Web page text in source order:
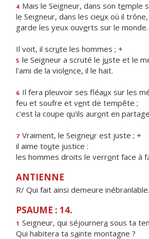
4 Mais le Seigneur, dans son temple
le Seigneur, dans les cieux où il trône,
garde les yeux ouverts sur le monde.
Il voit, il scrute les hommes ; +
5 le Seigneur a scruté le juste et le
l'ami de la violence, il le hait.
6 Il fera pleuvoir ses fléaux sur les
feu et soufre et vent de tempête ;
c'est la coupe qu'ils auront en
7 Vraiment, le Seigneur est juste ; +
il aime toute justice :
les hommes droits le verront face à
ANTIENNE
R/ Qui fait ainsi demeure inébranlable.
PSAUME : 14.
1 Seigneur, qui séjournera sous ta
Qui habitera ta sainte montagne ?